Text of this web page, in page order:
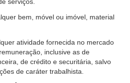
serviços.
bem, móvel ou imóvel, material
atividade fornecida no mercado
inclusive as de
de crédito e securitária, salvo
de caráter trabalhista.